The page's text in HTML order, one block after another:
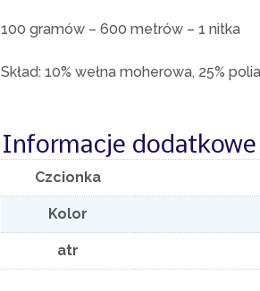
100 gramów – 600 metrów – 1 nitka
Skład: 10% wełna moherowa, 25%
Informacje dodatkowe
Czcionka
Kolor
atr